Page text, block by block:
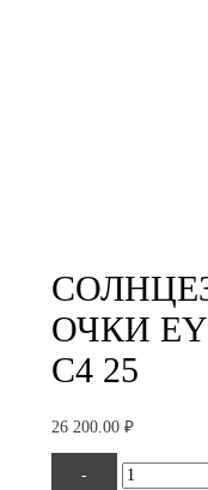
ОЧКИ
C4 25
26 200.00 ₽
-
Количество
товара